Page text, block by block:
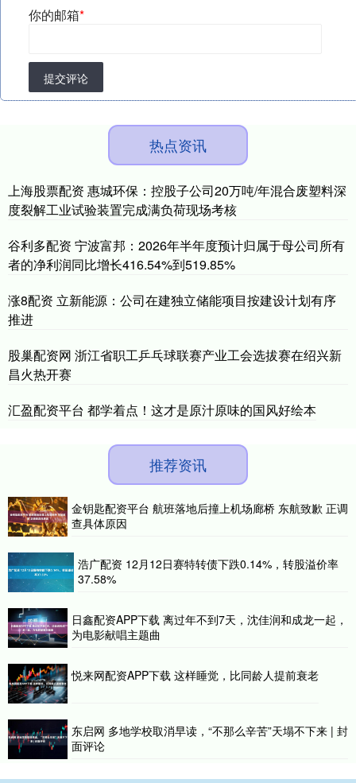
你的邮箱*
提交评论
热点资讯
上海股票配资 惠城环保：控股子公司20万吨/年混合废塑料深
度裂解工业试验装置完成满负荷现场考核
谷利多配资 宁波富邦：2026年半年度预计归属于母公司所有
者的净利润同比增长416.54%到519.85%
涨8配资 立新能源：公司在建独立储能项目按建设计划有序
推进
股巢配资网 浙江省职工乒乓球联赛产业工会选拔赛在绍兴新
昌火热开赛
汇盈配资平台 都学着点！这才是原汁原味的国风好绘本
推荐资讯
金钥匙配资平台 航班落地后撞上机场廊桥 东航致歉 正调
查具体原因
浩广配资 12月12日赛特转债下跌0.14%，转股溢价率
37.58%
日鑫配资APP下载 离过年不到7天，沈佳润和成龙一起，
为电影献唱主题曲
悦来网配资APP下载 这样睡觉，比同龄人提前衰老
东启网 多地学校取消早读，“不那么辛苦”天塌不下来 | 封
面评论